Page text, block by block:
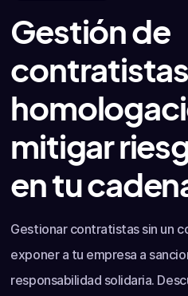
Gestión de
mitigar
en tu
Gestionar contratistas sin un
exponer a tu empresa a
responsabilidad solidaria.